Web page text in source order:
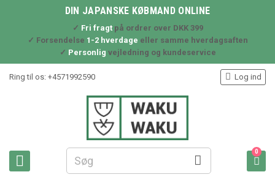
DIN JAPANSKE KØBMAND ONLINE
✓ Fri fragtpå ordrer over DKK 399
✓ Forsendelse 1-2 hverdage eller samme hverdagsaften
✓ Personlig vejledning og kundeservice
Ring til os: +4571992590
 
 Log ind

0